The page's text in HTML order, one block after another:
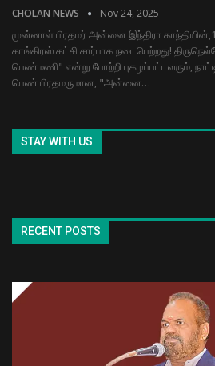
CHOLAN NEWS Nov 24, 2025
முன்னாள் பிரதமர் அன்னை இந்திரா
காங்கிரஸ் கட்சி சார்பாக நடைபெற்றது!
பெண்மணி" என்று போற்றி புகழப்பட்டவரும்,
பெண் பிரதமருமான, "அன்னை…
STAY WITH US
RECENT POSTS